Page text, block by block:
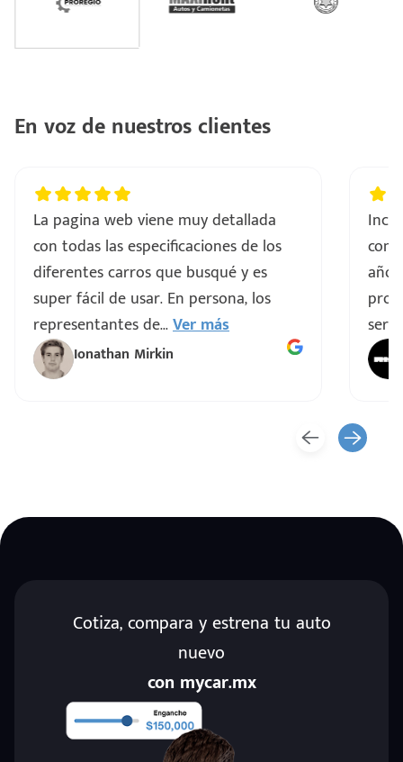
En voz de nuestros clientes
La pagina web viene muy detallada
con todas las especificaciones de los
diferentes carros que busqué y es
super fácil de usar. En persona, los
representantes de...Ver más
Ionathan Mirkin
Cotiza, compara y estrena tu auto
nuevo
con mycar.mx